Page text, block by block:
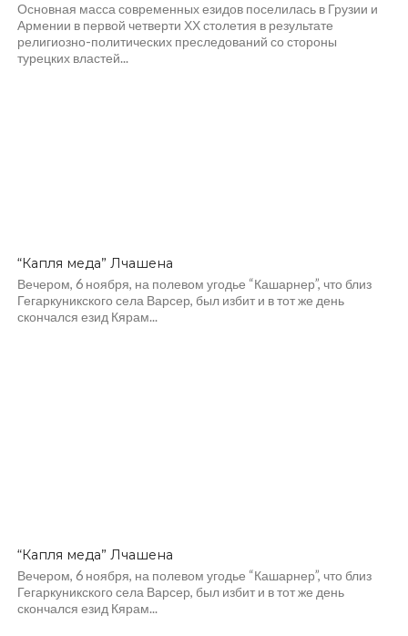
Основная масса современных езидов поселилась в Грузии и
Армении в первой четверти ХХ столетия в результате
религиозно-политических преследований со стороны
турецких властей...
“Капля меда” Лчашена
Вечером, 6 ноября, на полевом угодье “Кашарнер”, что близ
Гегаркуникского села Варсер, был избит и в тот же день
скончался езид Кярам...
“Капля меда” Лчашена
Вечером, 6 ноября, на полевом угодье “Кашарнер”, что близ
Гегаркуникского села Варсер, был избит и в тот же день
скончался езид Кярам...